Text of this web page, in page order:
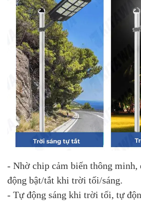
- Nhờ chip cảm biến thông minh,
động bật/tắt khi trời tối/sáng.
- Tự động sáng khi trời tối, tự